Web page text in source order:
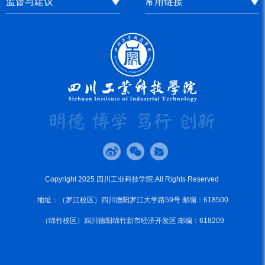
Copyright 2025 四川工业科技学院.All Rights Reserved
地址：（罗江校区）四川德阳罗江大学路59号 邮编：618500
（绵竹校区）四川德阳绵竹新市经济开发区 邮编：618209